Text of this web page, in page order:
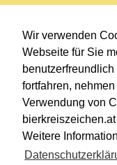
Wir verwenden
Webseite für Sie
fortfahren,
Verwendung von
Weitere
Sie befinden sich
im Pfad:Übers Bier
Erstellt: 2015-12-02
Links
Impressum